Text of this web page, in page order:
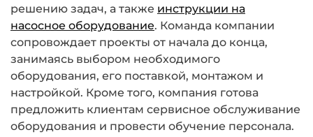
решению задач, а также инструкции на
насосное оборудование. Команда компании
сопровождает проекты от начала до конца,
занимаясь выбором необходимого
оборудования, его поставкой, монтажом и
настройкой. Кроме того, компания готова
предложить клиентам сервисное обслуживание
оборудования и провести обучение персонала.